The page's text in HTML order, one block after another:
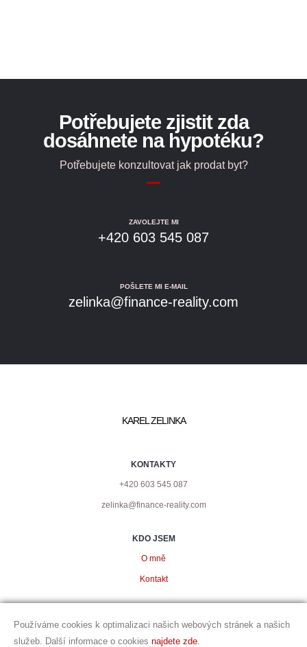
Potřebujete zjistit zda
dosáhnete na hypotéku?
Potřebujete konzultovat jak prodat byt?
ZAVOLEJTE MI
+420 603 545 087
POŠLETE MI E-MAIL
zelinka@finance-reality.com
KAREL ZELINKA
KONTAKTY
+420 603 545 087
zelinka@finance-reality.com
KDO JSEM
O mně
Kontakt
Ochrana osobních údajů
Používáme cookies k optimalizaci našich webových stránek a našich
služeb. Další informace o cookies najdete zde.